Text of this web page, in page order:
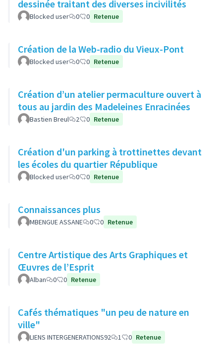
dessinée traitant des diverses incivilités
Blocked user 0 0 Retenue
Création de la Web-radio du Vieux-Pont
Blocked user 0 0 Retenue
Création d’un atelier permaculture ouvert à
tous au jardin des Madeleines Enracinées
Bastien Breul 2 0 Retenue
Création d'un parking à trottinettes devant
les écoles du quartier République
Blocked user 0 0 Retenue
Connaissances plus
MBENGUE ASSANE 0 0 Retenue
Centre Artistique des Arts Graphiques et
Œuvres de l’Esprit
Alban 0 0 Retenue
Cafés thématiques "un peu de nature en
ville"
LIENS INTERGENERATIONS92 1 0 Retenue